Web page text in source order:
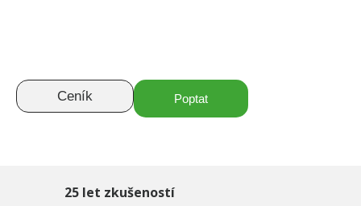
Ceník Poptat
25 let zkušeností